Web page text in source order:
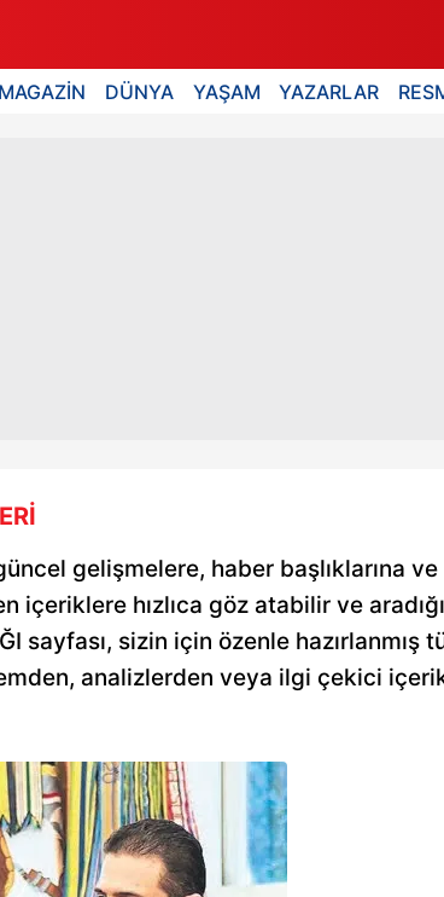
MAGAZİN DÜNYA YAŞAM YAZARLAR
gelişmelere, haber başlıklarına
hızlıca göz atabilir ve
sayfası, sizin için özenle hazırlanmış
analizlerden veya ilgi çekici